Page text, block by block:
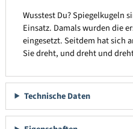
Wusstest Du? Spiegelkugeln
Einsatz. Damals wurden die
eingesetzt. Seitdem hat sich
Sie dreht, und dreht und
Technische Daten